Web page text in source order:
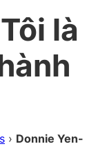
Tôi là
› Donnie Yen-